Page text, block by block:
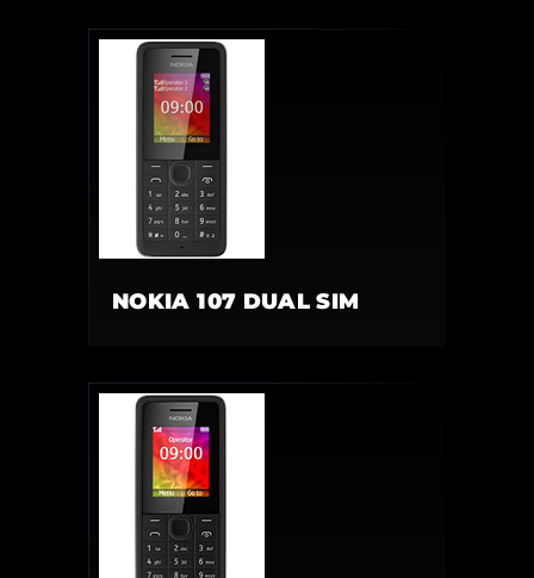
NOKIA 107 DUAL SIM